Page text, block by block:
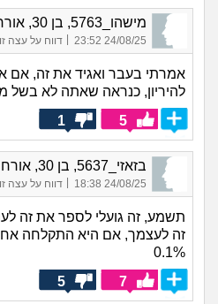
מישהו_5763, בן 30, אורח
24/08/25 23:52
| דווח על עצה זו
אמרתי בעבר ואגיד את זה, אם
להיריון, כנראה שאתה לא בשל
5
1
בזאזי_5637, בן 30, אורח
24/08/25 18:38 דווח על עצה זו
תשמע, זה גועלי לספר את זה
זה לעצמך, אם היא התקלחה אחר-
0.1%
7
5